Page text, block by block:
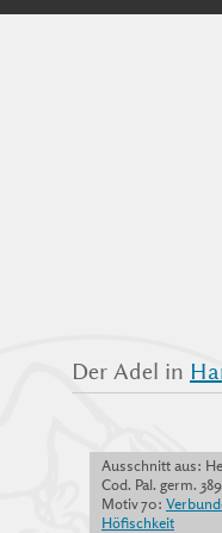
Der Adel in
Ausschnitt aus:
Cod. Pal. germ.
Motiv 70:
Höfischkeit